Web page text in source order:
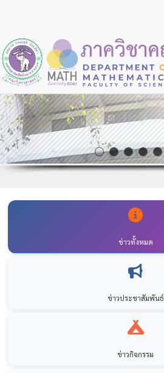
ข่าวทั้งหมด
ข่าวประชาสัมพันธ์
ข่าวกิจกรรม